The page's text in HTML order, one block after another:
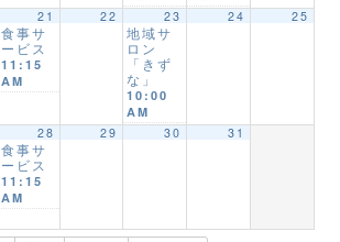
21
食事サ
ービス
11:15
AM
22 23
地域サ
ロン
「きず
な」
10:00
AM
24 25
28
食事サ
ービス
11:15
AM
29 30 31